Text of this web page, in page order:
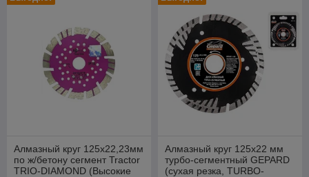
Алмазный круг 125х22,23мм
по ж/бетону сегмент Tractor
TRIO-DIAMOND (Высокие
Алмазный круг 125х22 мм
турбо-сегментный GEPARD
(сухая резка, TURBO-